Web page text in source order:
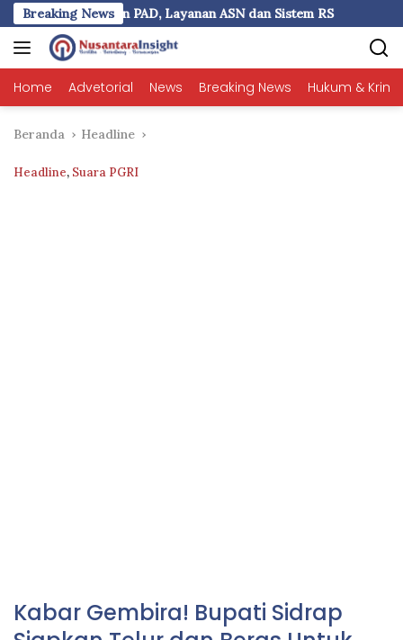
Langsung
ke
konten
Breaking News
ASN dan Sistem RS Prof Agus Salim: UKI Paulus
Home Advetorial News Breaking News Hukum &
Beranda Headline
Headline, Suara PGRI
Kabar Gembira! Bupati Sidrap